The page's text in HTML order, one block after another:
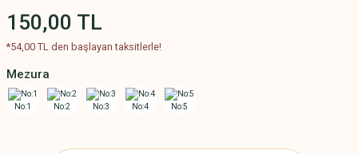
150,00 TL
*54,00 TL den başlayan taksitlerle!
Mezura